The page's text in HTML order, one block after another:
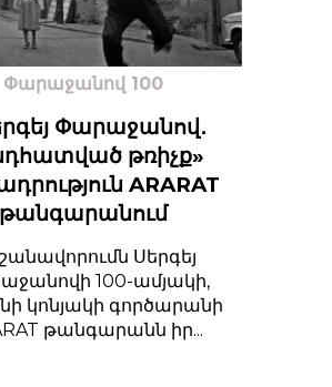
Փարաջանով 100
Փարաջանով․
թռիչք»
ARARAT
թանգարանում
Սերգեյ
100-ամյակի,
կոնյակի գործարանի
թանգարանն իր...